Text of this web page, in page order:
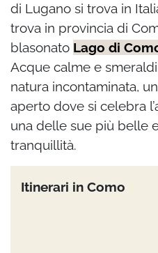
di Lugano si trova in
trova in provincia di
blasonato Lago di
Acque calme e
natura incontaminata,
aperto dove si celebra
una delle sue più belle
tranquillità.
Itinerari in Como